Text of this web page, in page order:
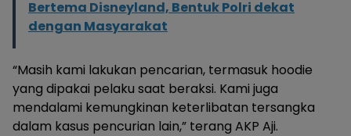
Bertema Disneyland, Bentuk Polri dekat
dengan Masyarakat
“Masih kami lakukan pencarian, termasuk hoodie
yang dipakai pelaku saat beraksi. Kami juga
mendalami kemungkinan keterlibatan tersangka
dalam kasus pencurian lain,” terang AKP Aji.